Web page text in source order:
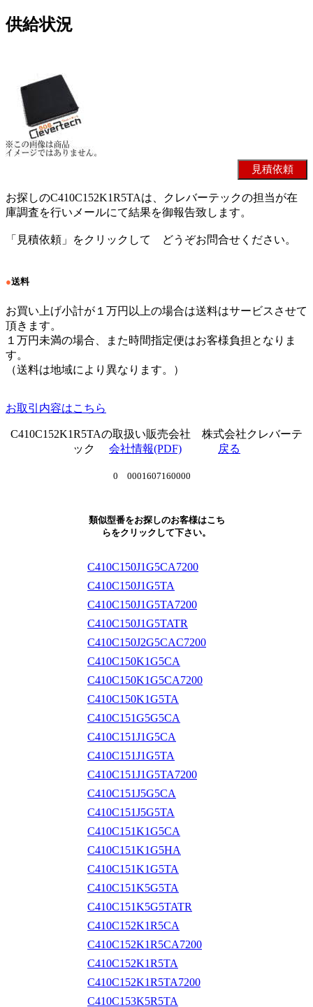
供給状況
お探しのC410C152K1R5TAは、クレバーテックの担当が在
庫調査を行いメールにて結果を御報告致します。
「見積依頼」をクリックして どうぞお問合せください。
●送料
お買い上げ小計が１万円以上の場合は送料はサービスさせて
頂きます。
１万円未満の場合、また時間指定便はお客様負担となりま
す。
（送料は地域により異なります。）
お取引内容はこちら
C410C152K1R5TAの取扱い販売会社 株式会社クレバーテ
ック 会社情報(PDF) 戻る
0 0001607160000
類似型番をお探しのお客様はこち
らをクリックして下さい。
C410C150J1G5CA7200
C410C150J1G5TA
C410C150J1G5TA7200
C410C150J1G5TATR
C410C150J2G5CAC7200
C410C150K1G5CA
C410C150K1G5CA7200
C410C150K1G5TA
C410C151G5G5CA
C410C151J1G5CA
C410C151J1G5TA
C410C151J1G5TA7200
C410C151J5G5CA
C410C151J5G5TA
C410C151K1G5CA
C410C151K1G5HA
C410C151K1G5TA
C410C151K5G5TA
C410C151K5G5TATR
C410C152K1R5CA
C410C152K1R5CA7200
C410C152K1R5TA
C410C152K1R5TA7200
C410C153K5R5TA